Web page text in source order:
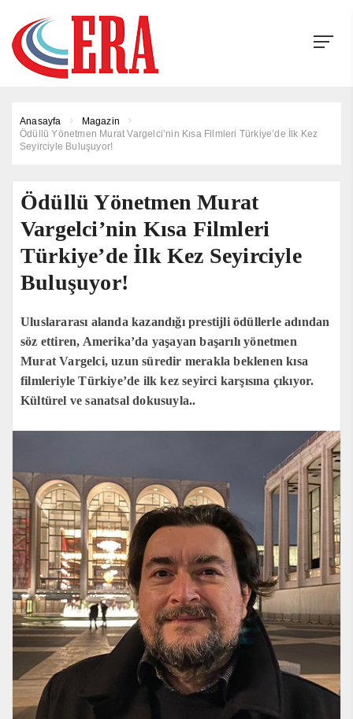
Anasayfa
Magazin
Ödüllü Yönetmen Murat Vargelci’nin Kısa Filmleri Türkiye’de İlk Kez
Seyirciyle Buluşuyor!
Ödüllü Yönetmen Murat
Vargelci’nin Kısa Filmleri
Türkiye’de İlk Kez Seyirciyle
Buluşuyor!
Uluslararası alanda kazandığı prestijli ödüllerle adından
söz ettiren, Amerika’da yaşayan başarılı yönetmen
Murat Vargelci, uzun süredir merakla beklenen kısa
filmleriyle Türkiye’de ilk kez seyirci karşısına çıkıyor.
Kültürel ve sanatsal dokusuyla..